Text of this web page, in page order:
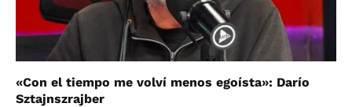
«Con el tiempo me volví menos egoísta»: Darío
Sztajnszrajber